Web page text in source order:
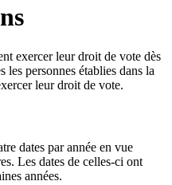
exercer leur droit de vote dès
les personnes établies dans la
leur droit de vote.
dates par année en vue
Les dates de celles-ci ont
années.